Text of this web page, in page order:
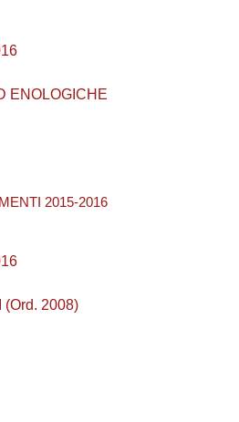
ENOLOGICHE
2015-2016
(Ord. 2008)